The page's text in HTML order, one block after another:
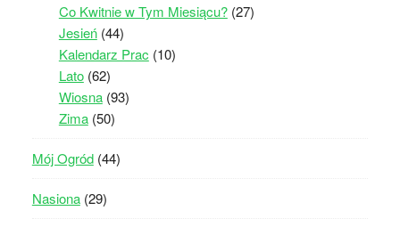
Co Kwitnie w Tym Miesiącu?(27)
Jesień(44)
Kalendarz Prac (10)
Lato(62)
Wiosna(93)
Zima(50)
Mój Ogród(44)
Nasiona(29)